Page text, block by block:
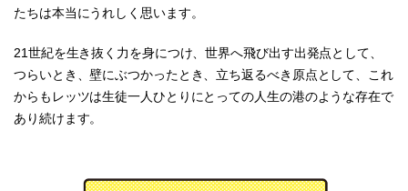
たちは本当にうれしく思います。
21世紀を生き抜く力を身につけ、世界へ飛び出す出発点として、
つらいとき、壁にぶつかったとき、立ち返るべき原点として、これ
からもレッツは生徒一人ひとりにとっての人生の港のような存在で
あり続けます。